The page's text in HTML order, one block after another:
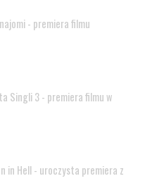
- premiera filmu
Singli 3 - premiera filmu w
in Hell - uroczysta premiera z